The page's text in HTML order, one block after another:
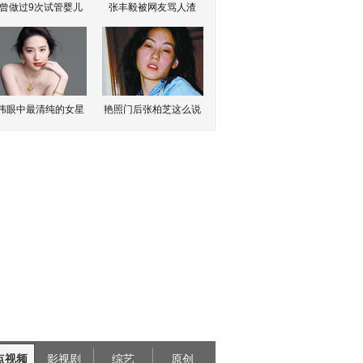
做过9次试管婴儿 张丰毅被网友骂人渣
眼中最清纯的女星 艳照门后张柏芝这么说
视频 影视剧 综艺 原创